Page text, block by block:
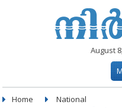
August
Home National